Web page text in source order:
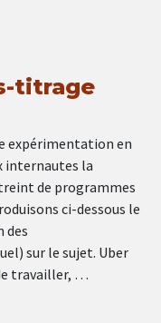
titrage
expérimentation en
internautes la
de programmes
ci-dessous le
des
sur le sujet. Uber
travailler, …